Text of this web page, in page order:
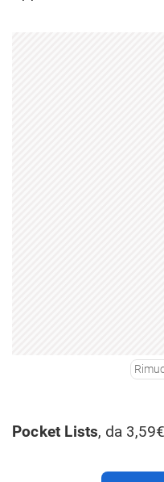
Pocket Lists, da